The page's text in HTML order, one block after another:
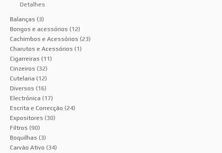
Detalhes
Balanças (3)
Bongos e acessórios (12)
Cachimbos e Acessórios (23)
Charutos e Acessórios (1)
Cigarreiras (11)
Cinzeiros (32)
Cutelaria (12)
Diversos (16)
Electrónica (17)
Escrita e Correcção (24)
Expositores (30)
Filtros (90)
Boquilhas (3)
Carvão Ativo (34)